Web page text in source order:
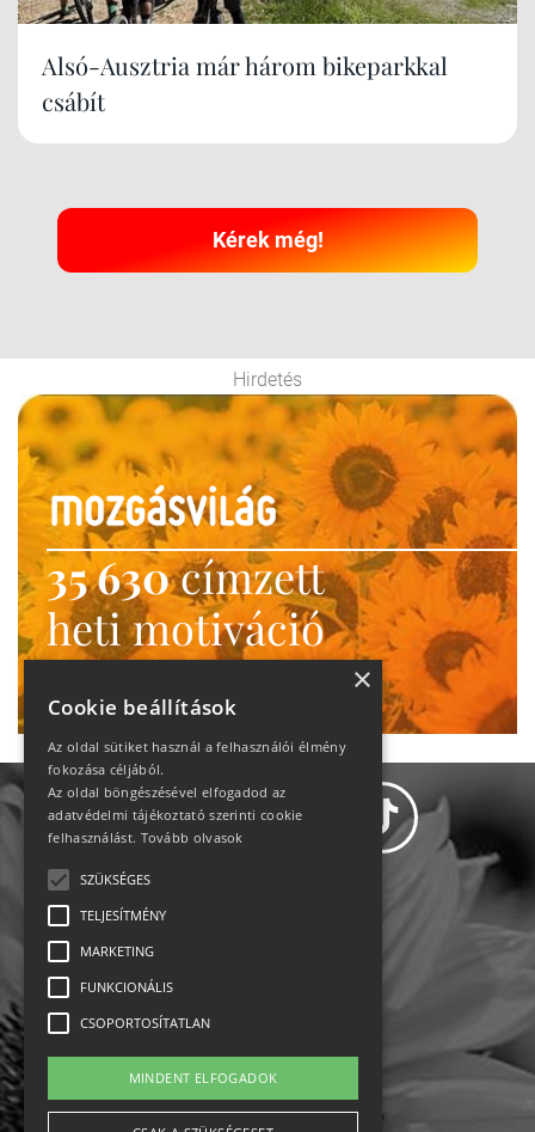
Alsó-Ausztria már három bikeparkkal
csábít
Kérek még!
Hirdetés
35 630címzett
heti motiváció
Ne maradj le!
Impresszum-kapcsolat
Jogi nyilatkozat
×
Cookie beállítások
Az oldal sütiket használ a felhasználói élmény
fokozása céljából.
Az oldal böngészésével elfogadod az
adatvédelmi tájékoztató szerinti cookie
felhasználást. Tovább olvasok
SZÜKSÉGES
TELJESÍTMÉNY
MARKETING
FUNKCIONÁLIS
CSOPORTOSÍTATLAN
MINDENT ELFOGADOK